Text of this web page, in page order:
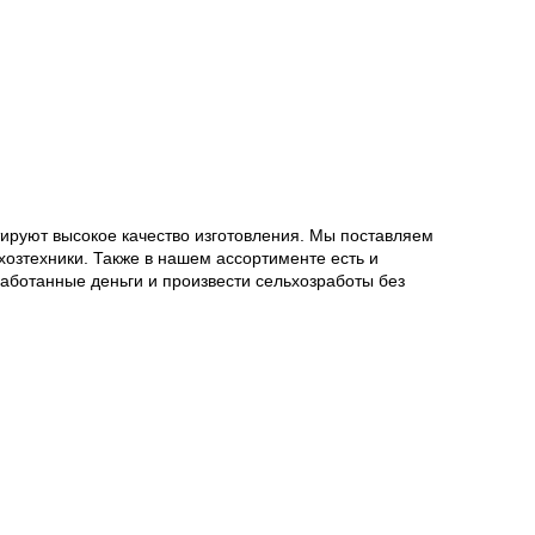
высокое качество изготовления. Мы поставляем
Также в нашем ассортименте есть и
деньги и произвести сельхозработы без